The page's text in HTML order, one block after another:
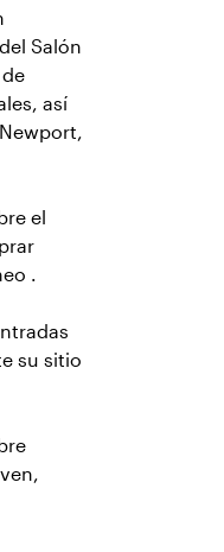
Salón
así
el
.
su sitio